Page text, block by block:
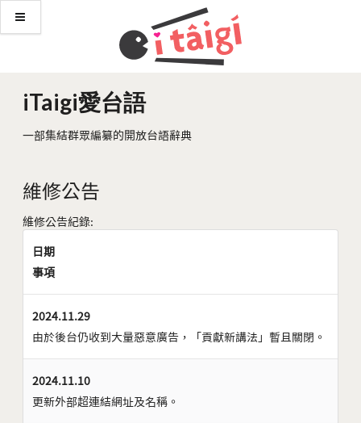
iTaigi愛台語
一部集結群眾編纂的開放台語辭典
維修公告
維修公告紀錄:
日期
事項
2024.11.29
由於後台仍收到大量惡意廣告，「貢獻新講法」暫且關閉。
2024.11.10
更新外部超連結網址及名稱。